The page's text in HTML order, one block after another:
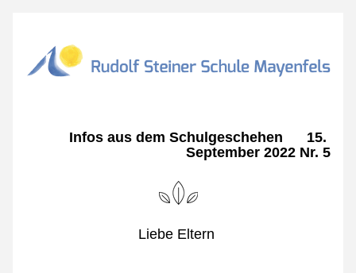
Infos aus dem Schulgeschehen      15.
September 2022 Nr. 5
Liebe Eltern